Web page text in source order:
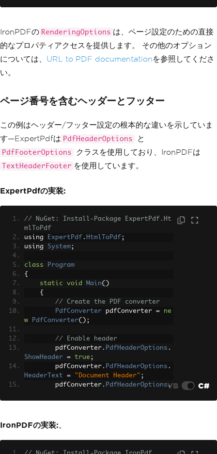
Pdf( "https://www.example.com"
// Save to file
        pdf
. SaveAs "webpage.pdf" );
}
IronPDFの RenderingOptions は、ページ設定のための直接
的なプロパティアクセスを提供します。 その他のオプション
については、 URL to PDF documentationを参照してくださ
い。
ページ番号を含むヘッダーとフッター
この例はヘッダー/フッター設定の根本的な違いを示していま
す—ExpertPdfは PdfHeaderOptions と
PdfFooterOptions クラスを使用しており、IronPDFは
TextHeaderFooter を使用しています。
ExpertPdfの実装:
// NuGet: Install-Package ExpertPdf.Ht
mlToPdf
using
ExpertPdf . HtmlToPdf ;
using System;
class
Program
{
static
void Main()
{
// Create the PDF converter
PdfConverter pdfConverter =
ne
w
PdfConverter();
// Enable header
        pdfConverter
. PdfHeaderOptions .
ShowHeader
= true ;
        pdfConverter
. PdfHeaderOptions .
HeaderText
= "Document Header" ;
        pdfConverter
. PdfHeaderOptions.
// Enable footer with page num
bers
        pdfConverter
.PdfFooterOptions.
ShowFooter
true
VB C#
IronPDFの実装:。